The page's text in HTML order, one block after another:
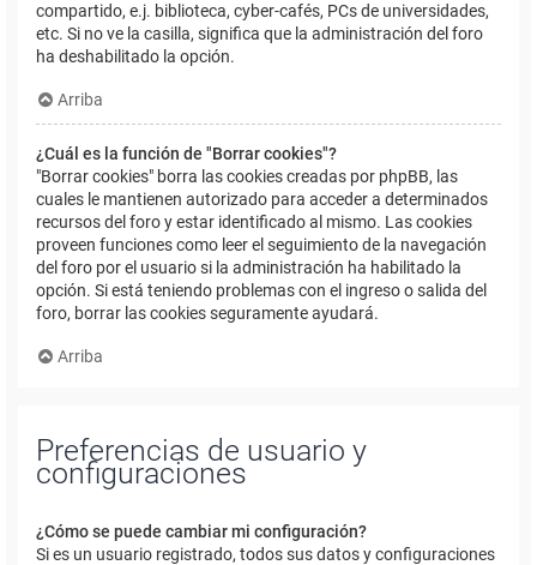
compartido, e.j. biblioteca, cyber-cafés, PCs de universidades,
etc. Si no ve la casilla, significa que la administración del foro
ha deshabilitado la opción.
Arriba
¿Cuál es la función de "Borrar cookies"?
"Borrar cookies" borra las cookies creadas por phpBB, las
cuales le mantienen autorizado para acceder a determinados
recursos del foro y estar identificado al mismo. Las cookies
proveen funciones como leer el seguimiento de la navegación
del foro por el usuario si la administración ha habilitado la
opción. Si está teniendo problemas con el ingreso o salida del
foro, borrar las cookies seguramente ayudará.
Arriba
Preferencias de usuario y
configuraciones
¿Cómo se puede cambiar mi configuración?
Si es un usuario registrado, todos sus datos y configuraciones